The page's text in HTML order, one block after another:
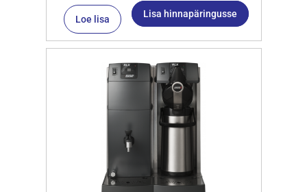
Loe lisa Lisa hinnapäringusse